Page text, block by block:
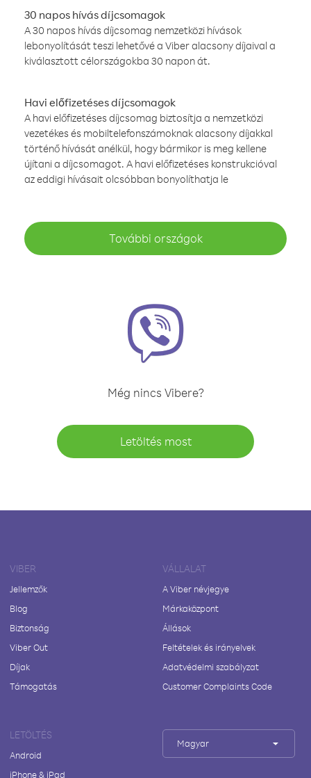
30 napos hívás díjcsomagok
A 30 napos hívás díjcsomag nemzetközi hívások
lebonyolítását teszi lehetővé a Viber alacsony díjaival a
kiválasztott célországokba 30 napon át.
Havi előfizetéses díjcsomagok
A havi előfizetéses díjcsomag biztosítja a nemzetközi
vezetékes és mobiltelefonszámoknak alacsony díjakkal
történő hívását anélkül, hogy bármikor is meg kellene
újítani a díjcsomagot. A havi előfizetéses konstrukcióval
az eddigi hívásait olcsóbban bonyolíthatja le
További országok
Még nincs Vibere?
Letöltés most
VIBER
Jellemzők
Blog
Biztonság
Viber Out
Díjak
Támogatás
VÁLLALAT
A Viber névjegye
Márkaközpont
Állások
Feltételek és irányelvek
Adatvédelmi szabályzat
Customer Complaints Code
LETÖLTÉS
Android
iPhone & iPad
Magyar